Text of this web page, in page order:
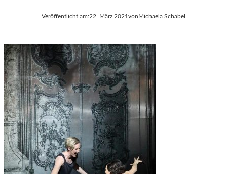
Veröffentlicht am:22. März 2021von Michaela Schabel